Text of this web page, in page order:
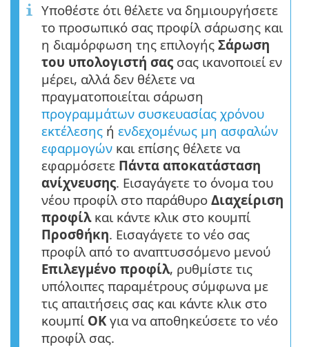
Υποθέστε ότι θέλετε να δημιουργήσετε
το προσωπικό σας προφίλ σάρωσης και
η διαμόρφωση της επιλογής Σάρωση
του υπολογιστή σας σας ικανοποιεί εν
μέρει, αλλά δεν θέλετε να
πραγματοποιείται σάρωση
προγραμμάτων συσκευασίας χρόνου
εκτέλεσης ή ενδεχομένως μη ασφαλών
εφαρμογών και επίσης θέλετε να
εφαρμόσετε Πάντα αποκατάσταση
ανίχνευσης. Εισαγάγετε το όνομα του
νέου προφίλ στο παράθυρο Διαχείριση
προφίλκαι κάντε κλικ στο κουμπί
Προσθήκη. Εισαγάγετε το νέο σας
προφίλ από το αναπτυσσόμενο μενού
Επιλεγμένο προφίλ, ρυθμίστε τις
υπόλοιπες παραμέτρους σύμφωνα με
τις απαιτήσεις σας και κάντε κλικ στο
κουμπί OK για να αποθηκεύσετε το νέο
προφίλ σας.